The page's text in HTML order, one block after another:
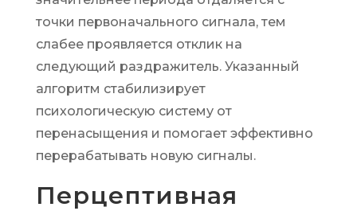
точки первоначального сигнала, тем
слабее проявляется отклик на
следующий раздражитель. Указанный
алгоритм стабилизирует
психологическую систему от
перенасыщения и помогает эффективно
перерабатывать новую сигналы.
Перцептивная